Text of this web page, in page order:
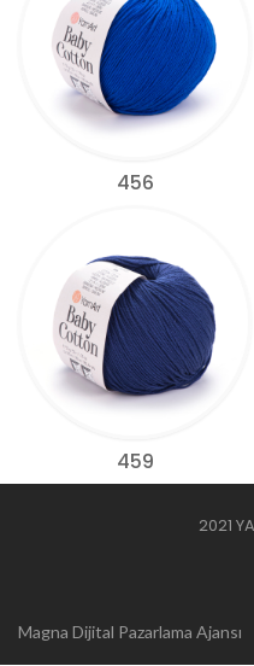
456
459
2021
Web
Magna Dijital Pazarlama Ajansı